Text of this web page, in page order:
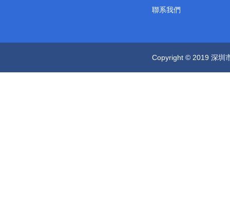
聯系我們
Copyright © 2019 深圳